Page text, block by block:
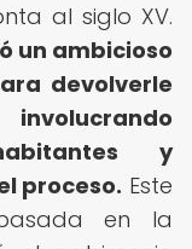
al siglo XV.
un ambicioso
devolverle
y
proceso. Este
en la